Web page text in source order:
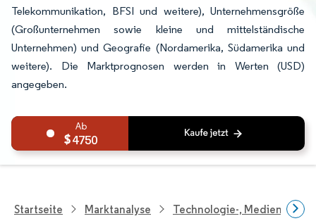
Telekommunikation, BFSI und weitere), Unternehmensgröße
(Großunternehmen sowie kleine und mittelständische
Unternehmen) und Geografie (Nordamerika, Südamerika und
weitere). Die Marktprognosen werden in Werten (USD)
angegeben.
4750
Startseite Marktanalyse Technologie-, Medien- Und